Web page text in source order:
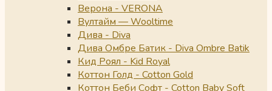
Верона - VERONA
Вултайм — Wooltime
Дива - Diva
Дива Омбре Батик - Diva Ombre Batik
Кид Роял - Kid Royal
Коттон Голд - Cotton Gold
Коттон Беби Софт - Cotton Baby Soft